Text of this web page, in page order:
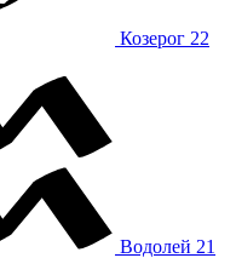
Козерог 22
Водолей 21